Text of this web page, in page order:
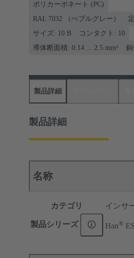
ポリカーボネート (PC)
RAL 7032 （ぺブルグレー）
サイズ: 10 B
コンタクト: 10
導体断面積: 0.14 ... 2.5 mm²
製品詳細
製品詳細
名称
カテゴリ インサ
製品シリーズ Han® ES